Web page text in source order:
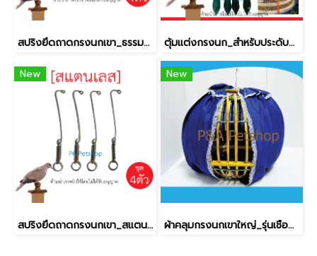
สปริงยึดถาดกรงนกเขา_ธรรมดา[4ชิ้น] ตุ้มแต่งกรงนก_สำหรับประดับกรงนกเขาชวา (1 แพ็ค 4 อัน)
New
สปริงยึดถาดกรงนกเขา_สแตนเลส [4ชิ้น]
New
ผ้าคลุมกรงนกเขาใหญ่_รุ่นเชือกผูก 1ผืน (คละสี)